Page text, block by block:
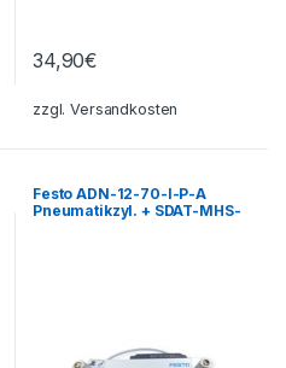
34,90€
zzgl.Versandkosten
Festo ADN-12-70-I-P-A
Pneumatikzyl. + SDAT-MHS-